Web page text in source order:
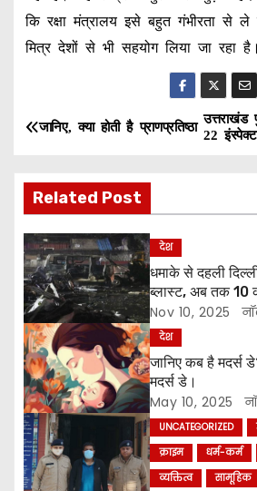
कि रक्षा मंत्रालय इसे बहुत गंभीरता से
मित्र देशों से भी सहयोग लिया जा रहा है।
P
s
t
n
a
v
i
g
a
22
जानिए, क्या होती है प्राणप्रतिष्ठा
Related Post
देश
धमाके से दहली
ब्लास्ट, अब तक 10
Nov 10, 2025
देश
जानिए कब है मदर्स
मदर्स डे।
May 10, 2025
UNCATEGORIZED
क्राइम
धर्म-कर्म
व्यक्तित्व
सामूहिक